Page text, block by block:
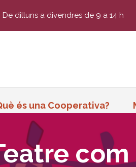
De dilluns a divendres de 9 a 14 h
és una Cooperativa?